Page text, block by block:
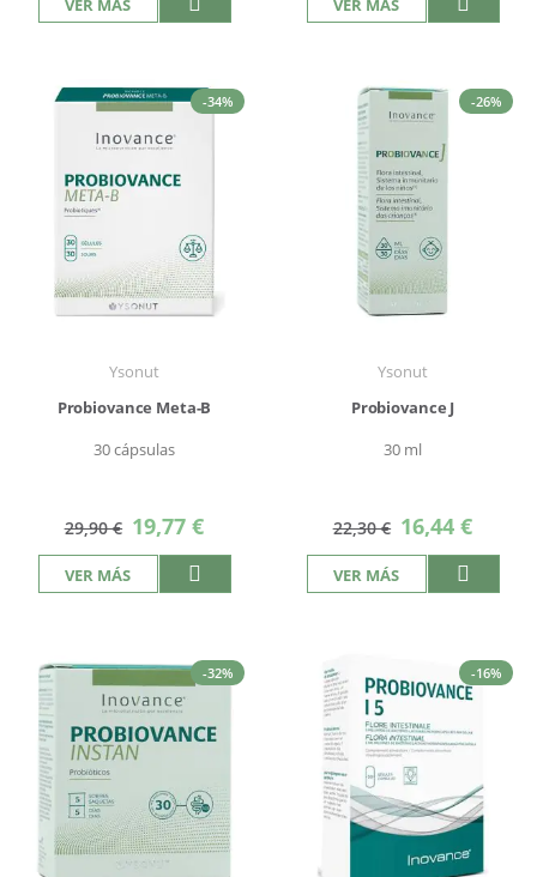
VER MÁS VER MÁS
-34%
Ysonut
Probiovance Meta-B
30 cápsulas
29,90 € Precio
especial
19,77 €
VER MÁS
-26%
Ysonut
Probiovance J
30 ml
22,30 € Precio
especial
16,44 €
VER MÁS
-32% -16%